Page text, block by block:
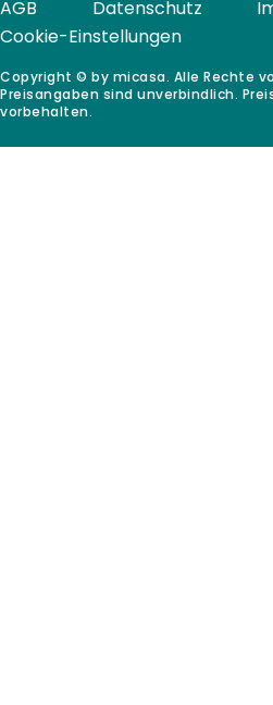
Copyright © by micasa. Alle Rechte
Preisangaben sind unverbindlich.
vorbehalten.
AGB Datenschutz
Cookie-Einstellungen